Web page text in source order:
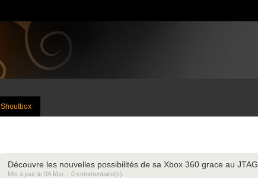
Shoutbox
Découvre les nouvelles possibilités de sa Xbox 360 grace au JTAG
Mis à jour le 04 févr. · 0 commentaire(s)